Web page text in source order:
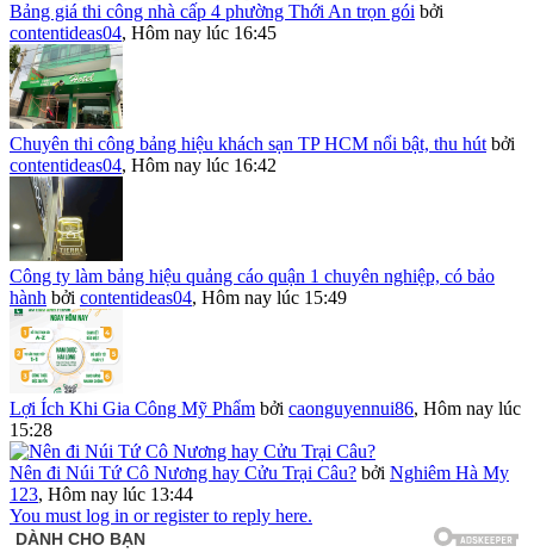
Bảng giá thi công nhà cấp 4 phường Thới An trọn gói bởi
contentideas04, Hôm nay lúc 16:45
Chuyên thi công bảng hiệu khách sạn TP HCM nổi bật, thu hút bởi
contentideas04, Hôm nay lúc 16:42
Công ty làm bảng hiệu quảng cáo quận 1 chuyên nghiệp, có bảo
hành bởi contentideas04, Hôm nay lúc 15:49
Lợi Ích Khi Gia Công Mỹ Phẩm bởi caonguyennui86, Hôm nay lúc
15:28
Nên đi Núi Tứ Cô Nương hay Cửu Trại Câu? bởi Nghiêm Hà My
123, Hôm nay lúc 13:44
You must log in or register to reply here.